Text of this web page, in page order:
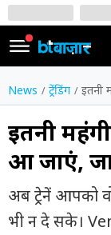
SIGN
IN
Dark
Mode
होम
शेयर
बाज़ार
News ट्रेंडिंग इतनी
इतनी
आ जाएं,
अब ट्रेनें आपको
भी न दे सके।